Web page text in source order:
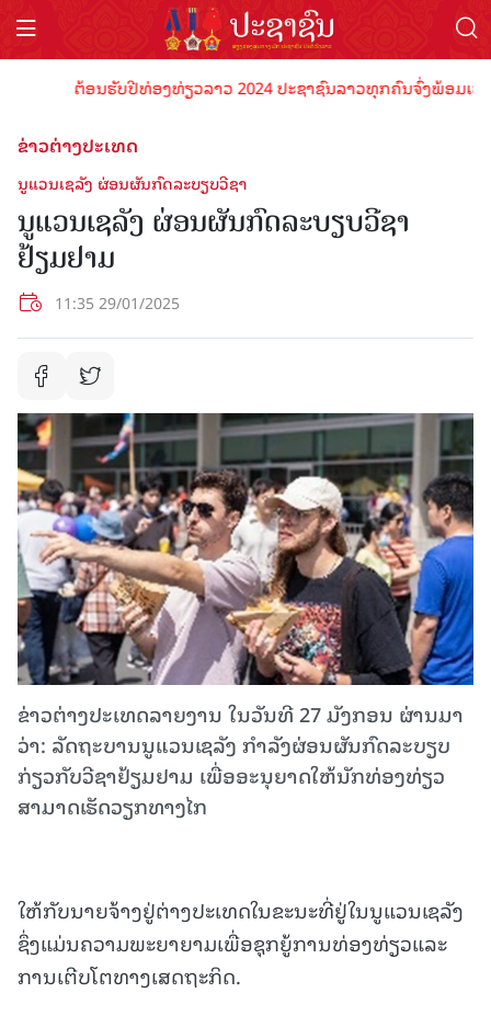
ຕ້ອນຮັບປີທ່ອງທ່ຽວລາວ 2024 ປະຊາຊົນລາວທຸກຄົນຈົ່ງພ້ອມເປັ
ຂ່າວຕ່າງປະເທດ
ນູແວນເຊລັງ ຜ່ອນຜັນກົດລະບຽບວີຊາ
ນູແວນເຊລັງ ຜ່ອນຜັນກົດລະບຽບວີຊາ
ຢ້ຽມຢາມ
11:35 29/01/2025
ຂ່າວຕ່າງປະເທດລາຍງານ ໃນວັນທີ 27 ມັງກອນ ຜ່ານມາ
ວ່າ: ລັດ​ຖະ​ບານນູແວນເຊລັງ ກຳ​ລັງ​ຜ່ອນ​ຜັນ​ກົດ​ລະ​ບຽບ
ກ່ຽວກັບ​ວີ​ຊາ​ຢ້ຽມຢາມ ເພື່ອ​ອະ​ນຸ​ຍາດ​ໃຫ້​ນັກ​ທ່ອງ​ທ່ຽວ
ສາມາດ​ເຮັດ​ວຽກ​ທາງ​ໄກ
ໃຫ້ກັບນາຍຈ້າງຢູ່ຕ່າງປະເທດໃນຂະນະທີ່ຢູ່ໃນນູແວນເຊລັງ
ຊຶ່ງແມ່ນຄວາມພະຍາຍາມເພື່ອຊຸກຍູ້ການທ່ອງທ່ຽວແລະ
ການເຕີບໂຕທາງເສດຖະກິດ.